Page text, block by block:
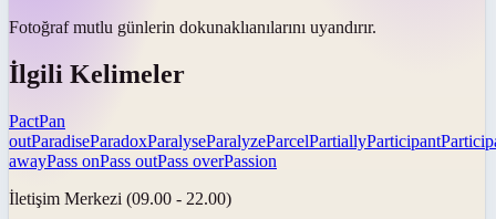
Fotoğraf mutlu günlerin dokunaklıanılarını uyandırır.
İlgili Kelimeler
PactPan
outParadiseParadoxParalyseParalyzeParcelPartiallyParticipant
awayPass onPass outPass overPassion
İletişim Merkezi (09.00 - 22.00)